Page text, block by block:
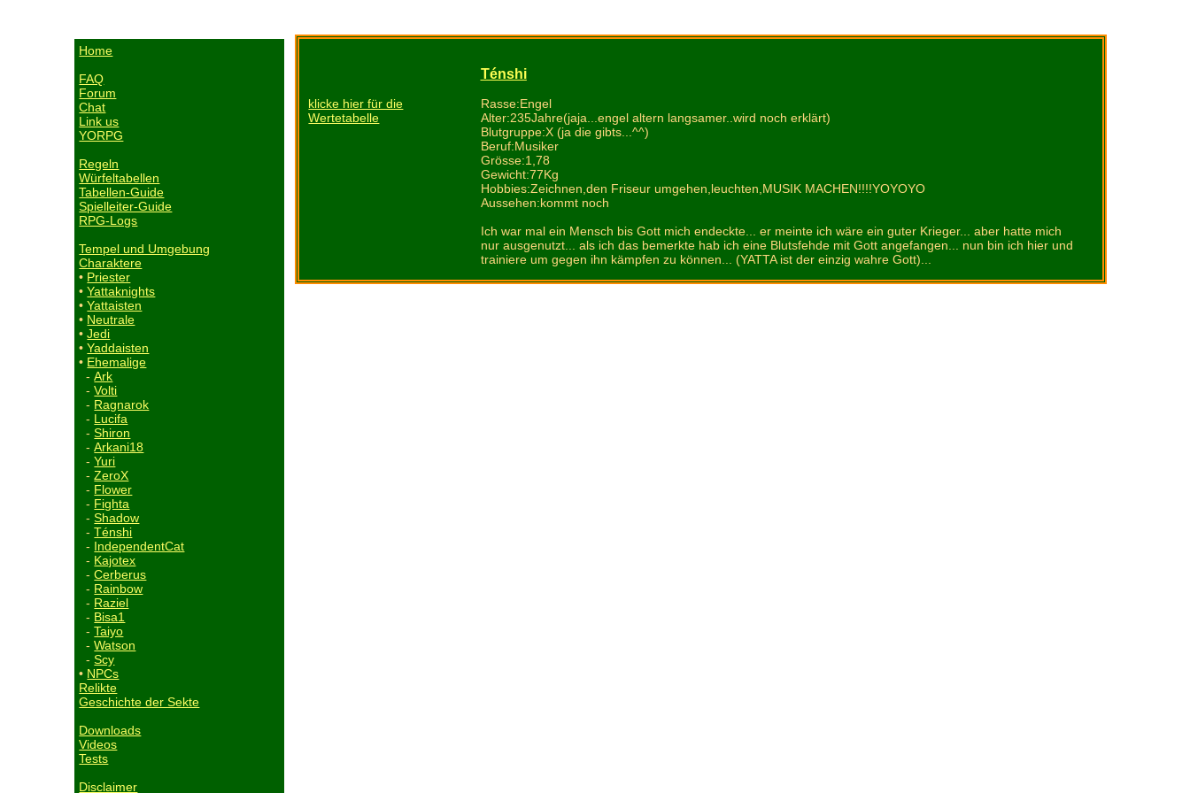
Home
FAQ
Forum
Chat
Link us
YORPG
Regeln
Würfeltabellen
Tabellen-Guide
Spielleiter-Guide
RPG-Logs
Tempel und Umgebung
Charaktere
• Priester
•Yattaknights
•Yattaisten
• Neutrale
•Jedi
•Yaddaisten
• Ehemalige
-Ark
-Volti
- Ragnarok
- Lucifa
-Shiron
-Arkani18
-Yuri
-ZeroX
- Flower
- Fighta
-Shadow
-Ténshi
- IndependentCat
- Kajotex
-Cerberus
- Rainbow
- Raziel
- Bisa1
-Taiyo
-Watson
-Scy
• NPCs
Relikte
Geschichte der Sekte
Downloads
Videos
Tests
Disclaimer
klicke hier für die
Wertetabelle
Ténshi
Rasse:Engel
Alter:235Jahre(jaja...engel altern langsamer..wird noch erklärt)
Blutgruppe:X (ja die gibts...^^)
Beruf:Musiker
Grösse:1,78
Gewicht:77Kg
Hobbies:Zeichnen,den Friseur umgehen,leuchten,MUSIK MACHEN!!!!YOYOYO
Aussehen:kommt noch
Ich war mal ein Mensch bis Gott mich endeckte... er meinte ich wäre ein guter Krieger... aber hatte mich
nur ausgenutzt... als ich das bemerkte hab ich eine Blutsfehde mit Gott angefangen... nun bin ich hier und
trainiere um gegen ihn kämpfen zu können... (YATTA ist der einzig wahre Gott)...